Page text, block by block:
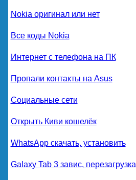
Nokia оригинал или нет
Все коды Nokia
Интернет с телефона на ПК
Пропали контакты на Asus
Социальные сети
Открыть Киви кошелёк
WhatsApp скачать, установить
Galaxy Tab 3 завис, перезагрузка